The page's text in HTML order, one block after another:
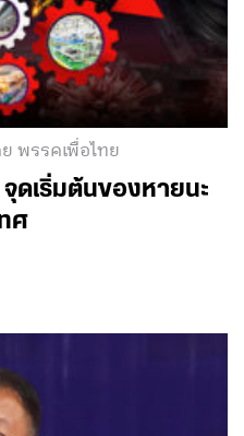
พรรคเพื่อไทย
ดเริ่มต้นของหายนะ
ศ